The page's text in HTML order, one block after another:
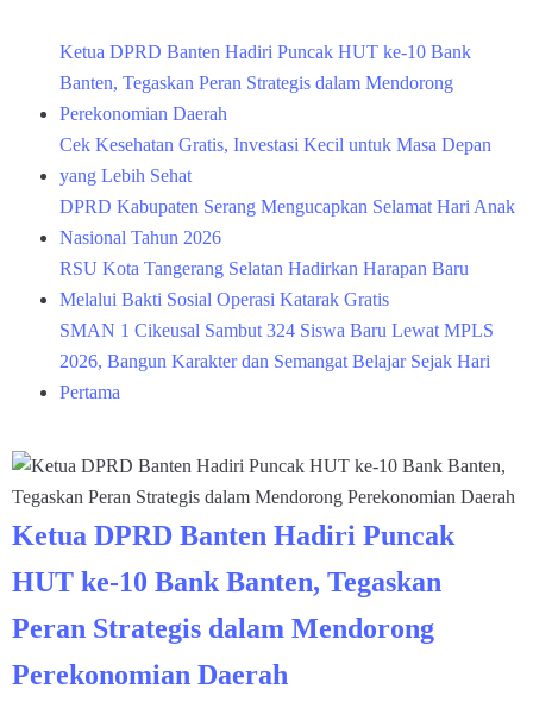
Ketua DPRD Banten Hadiri Puncak HUT ke-10 Bank
Banten, Tegaskan Peran Strategis dalam Mendorong
Perekonomian Daerah
Cek Kesehatan Gratis, Investasi Kecil untuk Masa Depan
yang Lebih Sehat
DPRD Kabupaten Serang Mengucapkan Selamat Hari Anak
Nasional Tahun 2026
RSU Kota Tangerang Selatan Hadirkan Harapan Baru
Melalui Bakti Sosial Operasi Katarak Gratis
SMAN 1 Cikeusal Sambut 324 Siswa Baru Lewat MPLS
2026, Bangun Karakter dan Semangat Belajar Sejak Hari
Pertama
Ketua DPRD Banten Hadiri Puncak
HUT ke-10 Bank Banten, Tegaskan
Peran Strategis dalam Mendorong
Perekonomian Daerah